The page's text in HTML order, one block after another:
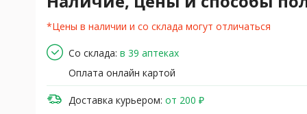
*Цены в наличии и со склада могут отличаться
Со склада: в 39 аптеках
Оплата онлайн картой
Доставка курьером: от 200 ₽